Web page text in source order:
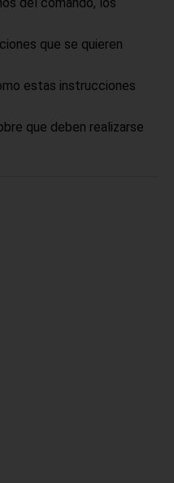
que se quieren
estas instrucciones
que deben realizarse